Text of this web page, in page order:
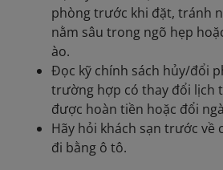
phòng trước khi đặt, tránh
nằm sâu trong ngõ hẹp
ào.
Đọc kỹ chính sách hủy/đổi
trường hợp có thay đổi lịch
được hoàn tiền hoặc đổi
Hãy hỏi khách sạn trước về
đi bằng ô tô.